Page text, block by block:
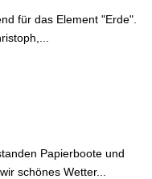
für das Element "Erde".
Papierboote und
schönes Wetter...